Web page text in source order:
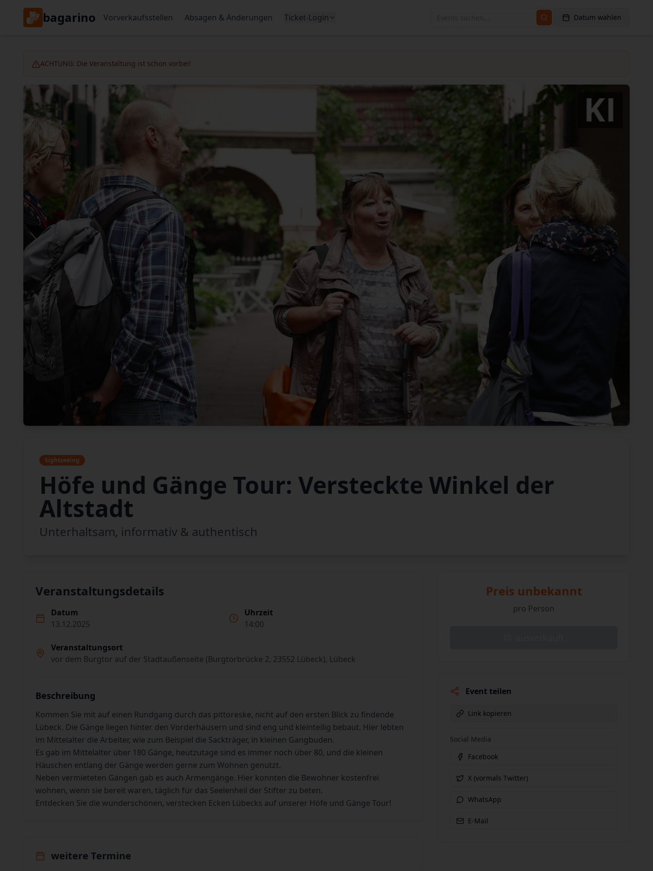
bagarino Vorverkaufsstellen Absagen & Änderungen Ticket-Login Datum wählen
ACHTUNG: Die Veranstaltung ist schon vorbei!
Sightseeing
Höfe und Gänge Tour: Versteckte Winkel der
Altstadt
Unterhaltsam, informativ & authentisch
Veranstaltungsdetails
Datum
13.12.2025
Uhrzeit
14:00
Veranstaltungsort
vor dem Burgtor auf der Stadtaußenseite (Burgtorbrücke 2, 23552 Lübeck), Lübeck
Beschreibung
Kommen Sie mit auf einen Rundgang durch das pittoreske, nicht auf den ersten Blick zu findende
Lübeck. Die Gänge liegen hinter den Vorderhäusern und sind eng und kleinteilig bebaut. Hier lebten
im Mittelalter die Arbeiter, wie zum Beispiel die Sackträger, in kleinen Gangbuden.
Es gab im Mittelalter über 180 Gänge, heutzutage sind es immer noch über 80, und die kleinen
Häuschen entlang der Gänge werden gerne zum Wohnen genutzt.
Neben vermieteten Gängen gab es auch Armengänge. Hier konnten die Bewohner kostenfrei
wohnen, wenn sie bereit waren, täglich für das Seelenheil der Stifter zu beten.
Entdecken Sie die wunderschönen, verstecken Ecken Lübecks auf unserer Höfe und Gänge Tour!
weitere Termine
Preis unbekannt
pro Person
Event teilen
Link kopieren
Social Media
Facebook
X (vormals Twitter)
WhatsApp
E-Mail